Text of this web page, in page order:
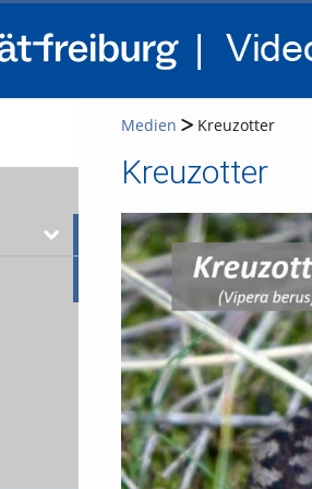
Medien Kreuzotter
Kreuzotter